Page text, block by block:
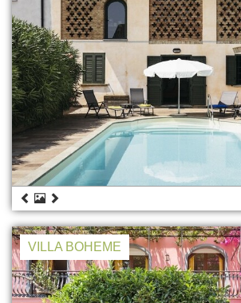
VILLA BOHEME